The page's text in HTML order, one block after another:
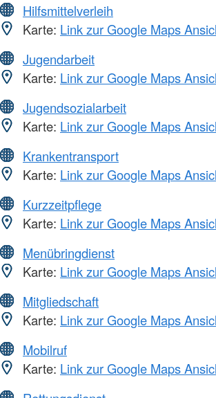
Hilfsmittelverleih
Karte: Link zur Google Maps
Jugendarbeit
Karte: Link zur Google Maps
Jugendsozialarbeit
Karte: Link zur Google Maps
Krankentransport
Karte: Link zur Google Maps
Kurzzeitpflege
Karte: Link zur Google Maps
Menübringdienst
Karte: Link zur Google Maps
Mitgliedschaft
Karte: Link zur Google Maps
Mobilruf
Karte: Link zur Google Maps